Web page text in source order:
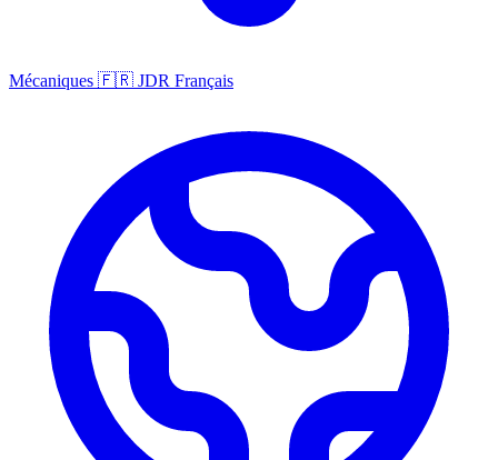
Mécaniques 🇫🇷 JDR Français